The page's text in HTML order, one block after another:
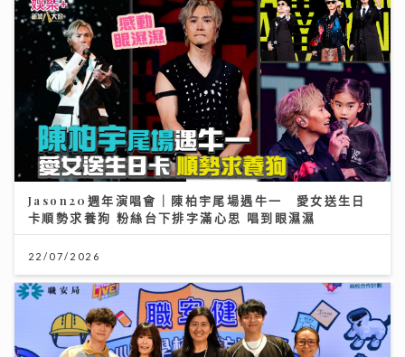
Jason20週年演唱會｜陳柏宇尾場遇牛一 愛女送生日
卡順勢求養狗 粉絲台下排字滿心思 唱到眼濕濕
22/07/2026